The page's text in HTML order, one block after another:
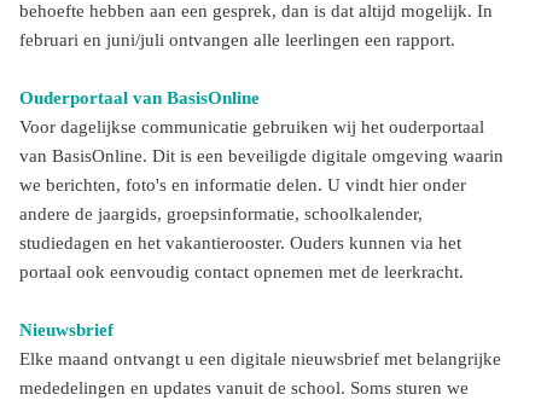
behoefte hebben aan een gesprek, dan is dat altijd mogelijk. In
februari en juni/juli ontvangen alle leerlingen een rapport.
Ouderportaal van BasisOnline
Voor dagelijkse communicatie gebruiken wij het ouderportaal
van BasisOnline. Dit is een beveiligde digitale omgeving waarin
we berichten, foto's en informatie delen. U vindt hier onder
andere de jaargids, groepsinformatie, schoolkalender,
studiedagen en het vakantierooster. Ouders kunnen via het
portaal ook eenvoudig contact opnemen met de leerkracht.
Nieuwsbrief
Elke maand ontvangt u een digitale nieuwsbrief met belangrijke
mededelingen en updates vanuit de school. Soms sturen we